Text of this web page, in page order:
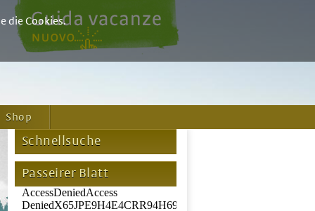
Shop
Schnellsuche
Passeirer Blatt
die Cookies.